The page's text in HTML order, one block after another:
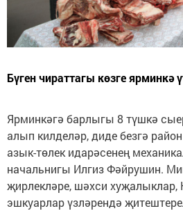
Бүген чираттагы көзге ярминкә
Ярминкәгә барлыгы 8 түшкә
алып килделәр, диде безгә
азык-төлек идарәсенең
начальнигы Илгиз Фәйрушин.
җирлекләре, шәхси
эшкуарлар үзләрендә